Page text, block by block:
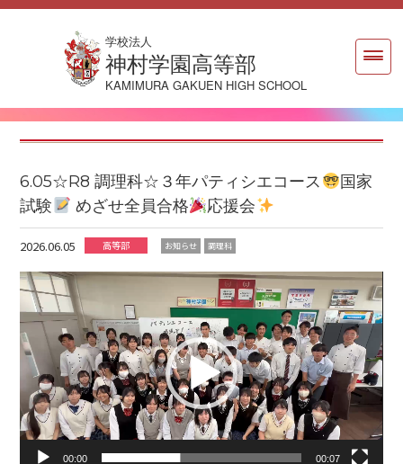
学校法人
神村学園高等部
KAMIMURA GAKUEN HIGH SCHOOL
6.05☆R8 調理科☆３年パティシエコース
国家
試験
めざせ全員合格 応援会
2026.06.05 高等部 お知らせ 調理科
動
画
プ
レ
ー
ヤ
ー
00:00 00:07